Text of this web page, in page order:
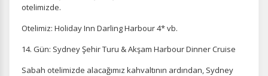
gizlilik koşullarınıinceleyebilirsiniz.
Zorunlu Çerezler HER ZAMAN AKTIF
otelimizde.
Otelimiz: Holiday Inn Darling Harbour 4* vb.
14. Gün: Sydney Şehir Turu & Akşam Harbour Dinner Cruise
Sabah otelimizde alacağımız kahvaltının ardından, Sydney